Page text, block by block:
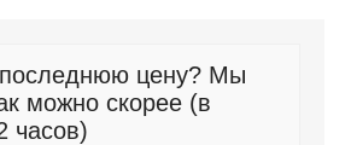
цену? Мы
можно скорее (в
часов)